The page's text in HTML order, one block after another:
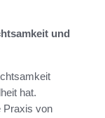
und
hat.
Praxis von